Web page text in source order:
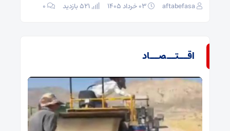
aftabefasa ۰
اقــتــصــاد